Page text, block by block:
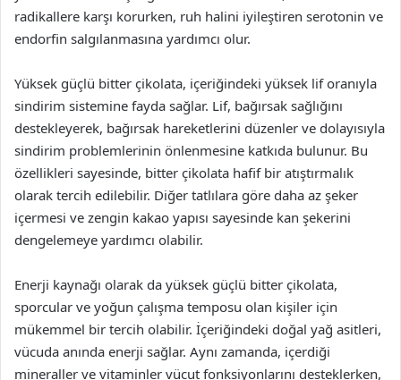
radikallere karşı korurken, ruh halini iyileştiren serotonin ve
endorfin salgılanmasına yardımcı olur.
Yüksek güçlü bitter çikolata, içeriğindeki yüksek lif oranıyla
sindirim sistemine fayda sağlar. Lif, bağırsak sağlığını
destekleyerek, bağırsak hareketlerini düzenler ve dolayısıyla
sindirim problemlerinin önlenmesine katkıda bulunur. Bu
özellikleri sayesinde, bitter çikolata hafif bir atıştırmalık
olarak tercih edilebilir. Diğer tatlılara göre daha az şeker
içermesi ve zengin kakao yapısı sayesinde kan şekerini
dengelemeye yardımcı olabilir.
Enerji kaynağı olarak da yüksek güçlü bitter çikolata,
sporcular ve yoğun çalışma temposu olan kişiler için
mükemmel bir tercih olabilir. İçeriğindeki doğal yağ asitleri,
vücuda anında enerji sağlar. Aynı zamanda, içerdiği
mineraller ve vitaminler vücut fonksiyonlarını desteklerken,